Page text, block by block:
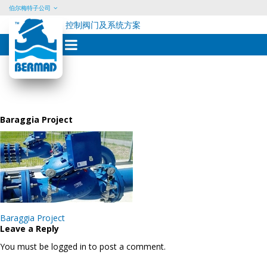
Skip
content
伯尔梅特子公司
控制阀门及系统方案
Baraggia Project
Post
navigation
Baraggia Project
Leave a Reply
You must be logged in to post a comment.